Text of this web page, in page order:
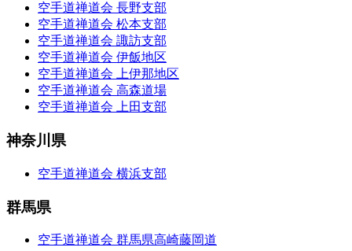
空手道禅道会 長野支部
空手道禅道会 松本支部
空手道禅道会 諏訪支部
空手道禅道会 伊飯地区
空手道禅道会 上伊那地区
空手道禅道会 高森道場
空手道禅道会 上田支部
神奈川県
空手道禅道会 横浜支部
群馬県
空手道禅道会 群馬県高崎藤岡道